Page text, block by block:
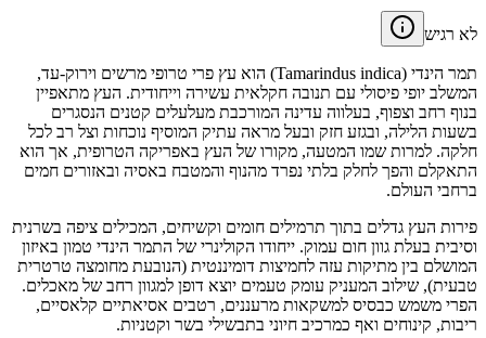
לא רגיש
תמר הינדי (Tamarindus indica) הוא עץ פרי טרופי מרשים וירוק-עד,
המשלב יופי פיסולי עם תנובה חקלאית עשירה וייחודית. העץ מתאפיין
בנוף רחב וצפוף, בעלווה עדינה המורכבת מעלעלים קטנים הנסגרים
בשעות הלילה, ובגזע חזק ובעל מראה עתיק המוסיף נוכחות וצל רב לכל
חלקה. למרות שמו המטעה, מקורו של העץ באפריקה הטרופית, אך הוא
התאקלם והפך לחלק בלתי נפרד מהנוף והמטבח באסיה ובאזורים חמים
ברחבי העולם.
פירות העץ גדלים בתוך תרמילים חומים וקשיחים, המכילים ציפה בשרנית
וסיבית בעלת גוון חום עמוק. ייחודו הקולינרי של התמר הינדי טמון באיזון
המושלם בין מתיקות עזה לחמיצות דומיננטית (הנובעת מחומצה טרטרית
טבעית), שילוב המעניק עומק טעמים יוצא דופן למגוון רחב של מאכלים.
הפרי משמש כבסיס למשקאות מרעננים, רטבים אסיאתיים קלאסיים,
ריבות, קינוחים ואף כמרכיב חיוני בתבשילי בשר וקטניות.